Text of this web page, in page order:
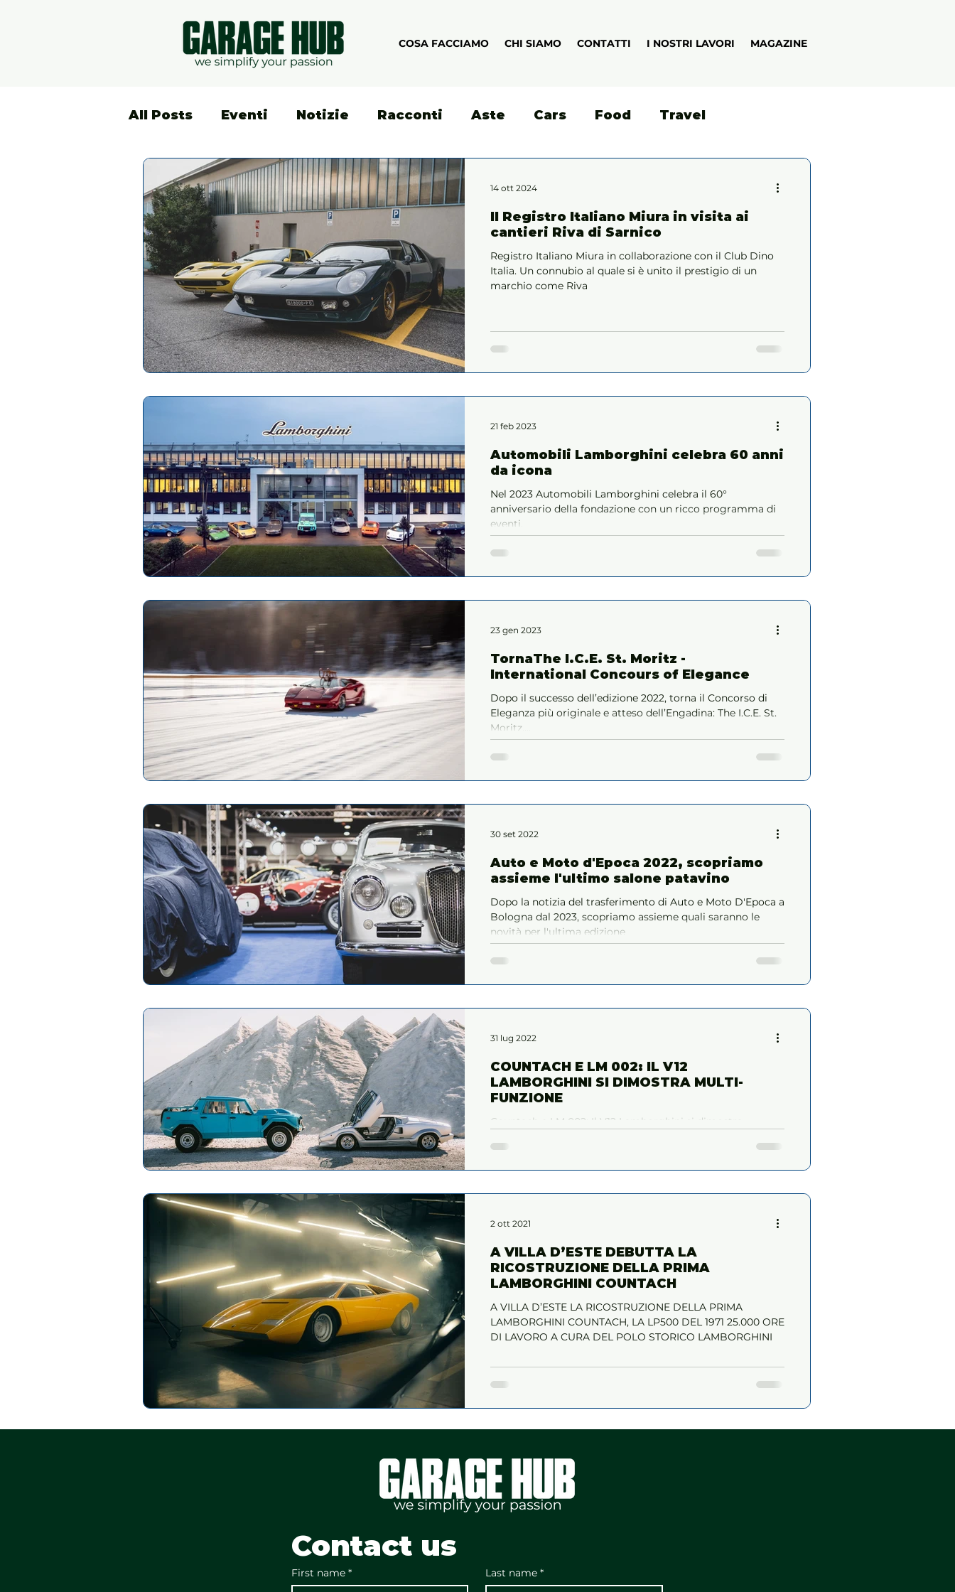
COSA FACCIAMO CHI SIAMO CONTATTI I NOSTRI LAVORI MAGAZINE
All Posts Eventi Notizie Racconti Aste Cars Food Travel
Lifestyle
Il Registro Italiano Miura in visita ai
cantieri Riva di Sarnico
Registro Italiano Miura in collaborazione con il Club Dino
Italia. Un connubio al quale si è unito il prestigio di un
marchio come Riva
14 ott 2024
Automobili Lamborghini celebra 60 anni
da icona
Nel 2023 Automobili Lamborghini celebra il 60°
anniversario della fondazione con un ricco programma di
eventi.
21 feb 2023
TornaThe I.C.E. St. Moritz -
International Concours of Elegance
Dopo il successo dell’edizione 2022, torna il Concorso di
Eleganza più originale e atteso dell’Engadina: The I.C.E. St.
Moritz,...
23 gen 2023
Auto e Moto d'Epoca 2022, scopriamo
assieme l'ultimo salone patavino
Dopo la notizia del trasferimento di Auto e Moto D'Epoca a
Bologna dal 2023, scopriamo assieme quali saranno le
novità per l'ultima edizione
30 set 2022
COUNTACH E LM 002: IL V12
LAMBORGHINI SI DIMOSTRA MULTI-
FUNZIONE
Countach e LM 002: Il V12 Lamborghini si dimostra
31 lug 2022
A VILLA D’ESTE DEBUTTA LA
RICOSTRUZIONE DELLA PRIMA
LAMBORGHINI COUNTACH
A VILLA D’ESTE LA RICOSTRUZIONE DELLA PRIMA
LAMBORGHINI COUNTACH, LA LP500 DEL 1971 25.000 ORE
DI LAVORO A CURA DEL POLO STORICO LAMBORGHINI
2 ott 2021
Contact us
First name * Last name *